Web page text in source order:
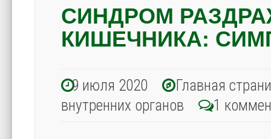
СИНДРОМ
КИШЕЧНИКА:
9 июля 2020
Главная
внутренних органов
1